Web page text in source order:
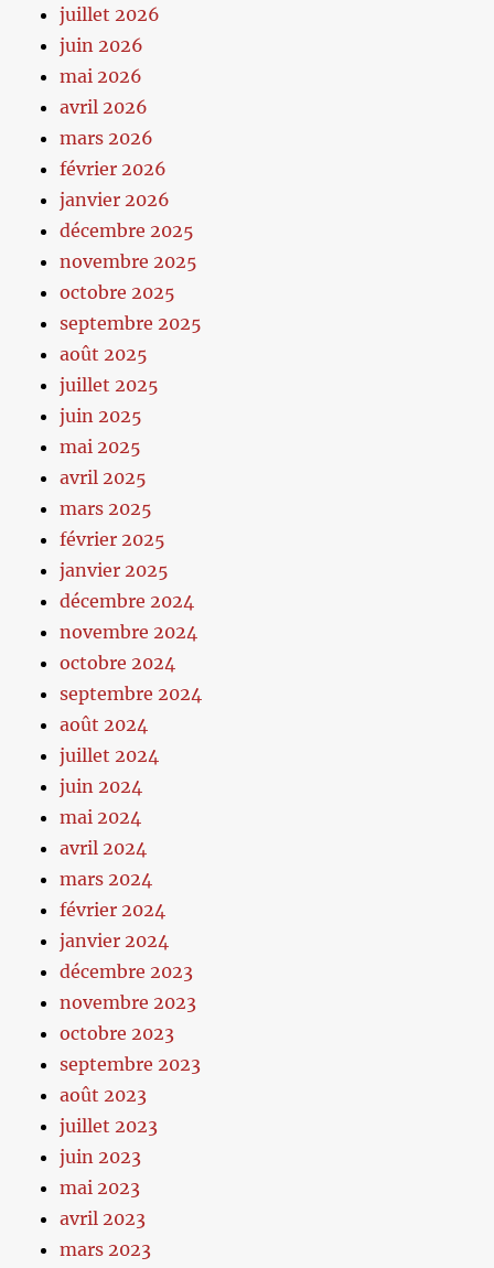
juillet 2026
juin 2026
mai 2026
avril 2026
mars 2026
février 2026
janvier 2026
décembre 2025
novembre 2025
octobre 2025
septembre 2025
août 2025
juillet 2025
juin 2025
mai 2025
avril 2025
mars 2025
février 2025
janvier 2025
décembre 2024
novembre 2024
octobre 2024
septembre 2024
août 2024
juillet 2024
juin 2024
mai 2024
avril 2024
mars 2024
février 2024
janvier 2024
décembre 2023
novembre 2023
octobre 2023
septembre 2023
août 2023
juillet 2023
juin 2023
mai 2023
avril 2023
mars 2023